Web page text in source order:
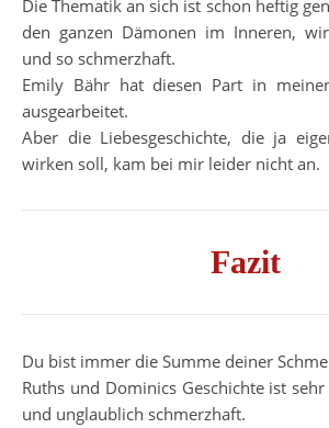
Die Thematik an sich ist schon heftig
den ganzen Dämonen im Inneren,
und so schmerzhaft.
Emily Bähr hat diesen Part in
ausgearbeitet.
Aber die Liebesgeschichte, die ja
wirken soll, kam bei mir leider nicht an.
Fazit
Du bist immer die Summe deiner
Ruths und Dominics Geschichte ist
und unglaublich schmerzhaft.